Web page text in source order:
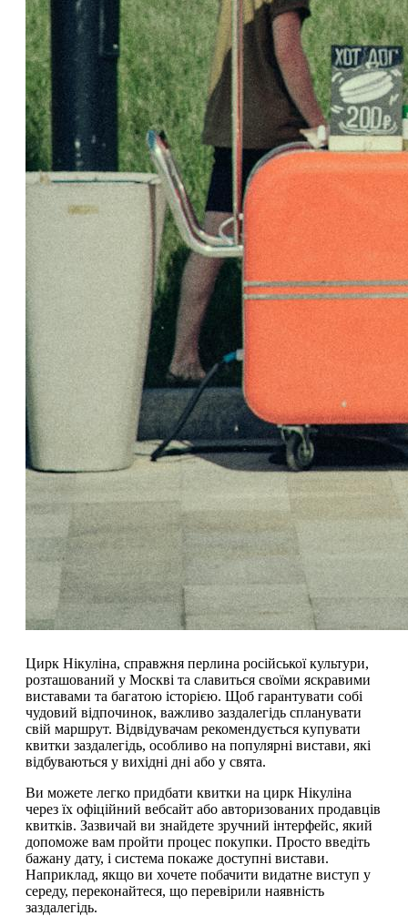
Цирк Нікуліна, справжня перлина російської культури,
розташований у Москві та славиться своїми яскравими
виставами та багатою історією. Щоб гарантувати собі
чудовий відпочинок, важливо заздалегідь спланувати
свій маршрут. Відвідувачам рекомендується купувати
квитки заздалегідь, особливо на популярні вистави, які
відбуваються у вихідні дні або у свята.
Ви можете легко придбати квитки на цирк Нікуліна
через їх офіційний вебсайт або авторизованих продавців
квитків. Зазвичай ви знайдете зручний інтерфейс, який
допоможе вам пройти процес покупки. Просто введіть
бажану дату, і система покаже доступні вистави.
Наприклад, якщо ви хочете побачити видатне виступ у
середу, переконайтеся, що перевірили наявність
заздалегідь.